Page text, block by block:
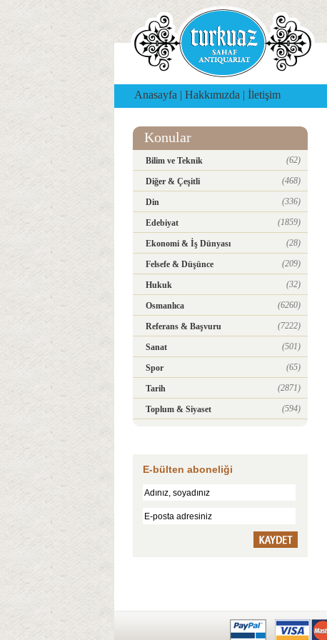
Anasayfa | Hakkımızda | İletişim
Konular
Bilim ve Teknik (62)
Diğer & Çeşitli (468)
Din (336)
Edebiyat (1859)
Ekonomi & İş Dünyası (28)
Felsefe & Düşünce (209)
Hukuk (32)
Osmanlıca (6260)
Referans & Başvuru (7222)
Sanat (501)
Spor (65)
Tarih (2871)
Toplum & Siyaset (594)
E-bülten aboneliği